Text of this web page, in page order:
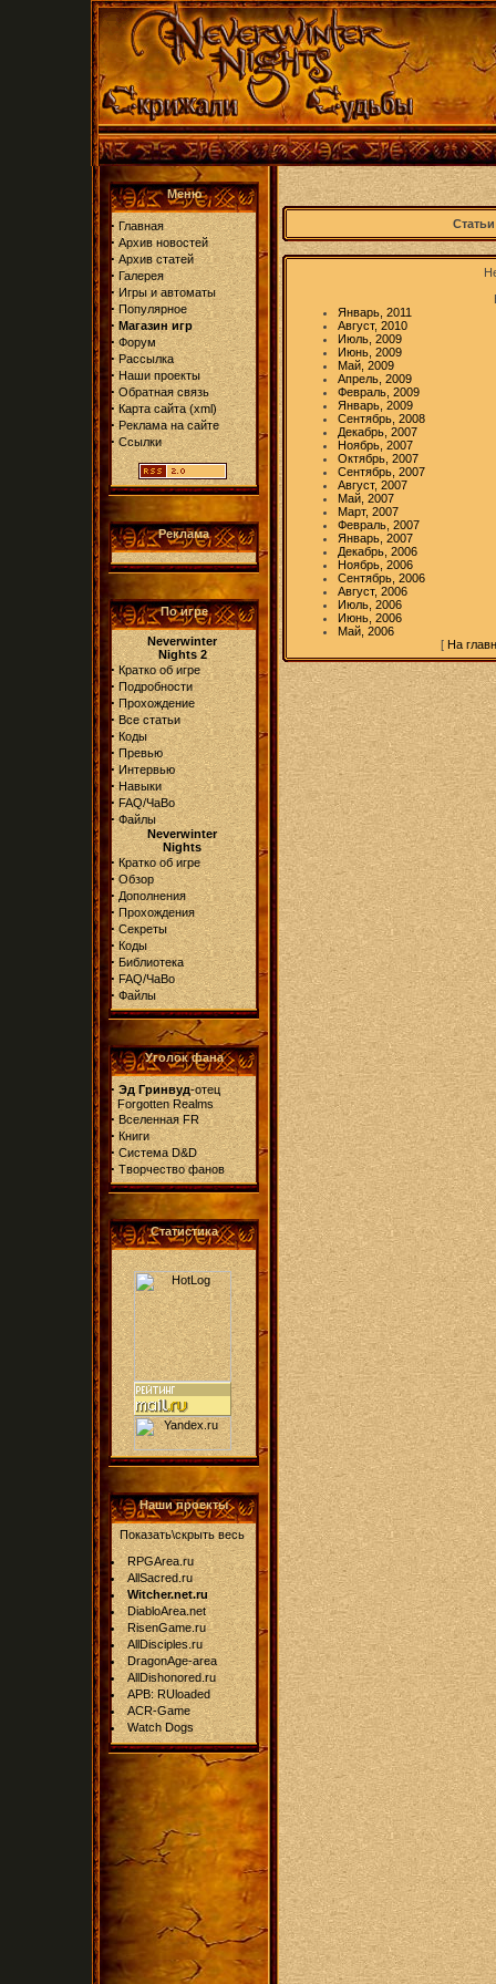
Меню
· Главная
· Архив новостей
· Архив статей
· Галерея
· Игры и автоматы
· Популярное
· Магазин игр
· Форум
· Рассылка
· Наши проекты
· Обратная связь
· Карта сайта(xml)
· Реклама на сайте
· Ссылки
Реклама
По игре
Neverwinter
Nights 2
· Кратко об игре
· Подробности
· Прохождение
· Все статьи
· Коды
· Превью
· Интервью
· Навыки
· FAQ/ЧаВо
· Файлы
Neverwinter
Nights
· Кратко об игре
· Обзор
· Дополнения
· Прохождения
· Секреты
· Коды
· Библиотека
· FAQ/ЧаВо
· Файлы
Уголок фана
· Эд Гринвуд-отец
Forgotten Realms
· Вселенная FR
· Книги
· Система D&D
· Творчество фанов
Статистика
Наши проекты
Показать\скрыть весь
RPGArea.ru
AllSacred.ru
Witcher.net.ru
DiabloArea.net
RisenGame.ru
AllDisciples.ru
DragonAge-area
AllDishonored.ru
APB: RUloaded
ACR-Game
Watch Dogs
Январь, 2011
Август, 2010
Июль, 2009
Июнь, 2009
Май, 2009
Апрель, 2009
Февраль, 2009
Январь, 2009
Сентябрь, 2008
Декабрь, 2007
Ноябрь, 2007
Октябрь, 2007
Сентябрь, 2007
Август, 2007
Май, 2007
Март, 2007
Февраль, 2007
Январь, 2007
Декабрь, 2006
Ноябрь, 2006
Сентябрь, 2006
Август, 2006
Июль, 2006
Июнь, 2006
Май, 2006
[ На